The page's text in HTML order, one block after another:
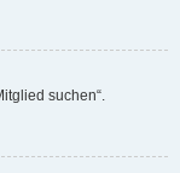
suchen“.